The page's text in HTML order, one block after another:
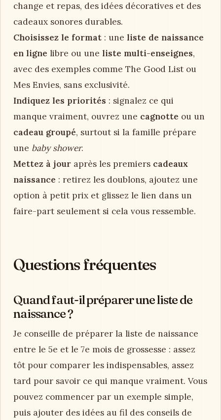
change et repas, des idées décoratives et des
cadeaux sonores durables.
Choisissez le format : une liste de naissance
en ligne libre ou une liste multi-enseignes,
avec des exemples comme The Good List ou
Mes Envies, sans exclusivité.
Indiquez les priorités : signalez ce qui
manque vraiment, ouvrez une cagnotte ou un
cadeau groupé, surtout si la famille prépare
une baby shower.
Mettez à jour après les premiers cadeaux
naissance : retirez les doublons, ajoutez une
option à petit prix et glissez le lien dans un
faire-part seulement si cela vous ressemble.
Questions fréquentes
Quand faut-il préparer une liste de
naissance ?
Je conseille de préparer la liste de naissance
entre le 5e et le 7e mois de grossesse : assez
tôt pour comparer les indispensables, assez
tard pour savoir ce qui manque vraiment. Vous
pouvez commencer par un exemple simple,
puis ajouter des idées au fil des conseils de